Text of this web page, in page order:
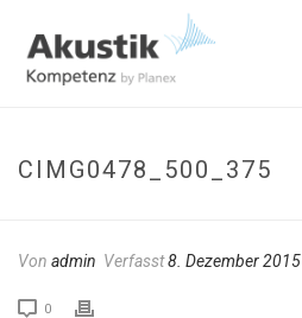
CIMG0478_500_375
Von admin Verfasst8. Dezember 2015
0